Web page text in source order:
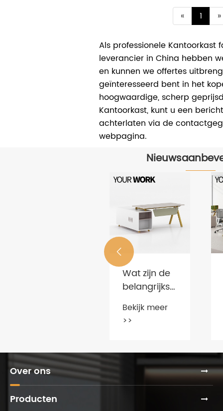
« 1 »
Als professionele Kantoorkast
leverancier in China hebben
en kunnen we offertes
geïnteresseerd bent in het
hoogwaardige, scherp
Kantoorkast, kunt u een
achterlaten via de
webpagina.
Wat zijn de
belangrijkste
punten bij
het kopen
Bekijk meer
>>

Over ons
Producten